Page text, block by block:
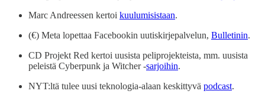
Marc Andreessen kertoi kuulumisistaan.
(€) Meta lopettaa Facebookin uutiskirjepalvelun, Bulletinin.
CD Projekt Red kertoi uusista peliprojekteista, mm. uusista
peleistä Cyberpunk ja Witcher -sarjoihin.
NYT:ltä tulee uusi teknologia-alaan keskittyvä podcast.